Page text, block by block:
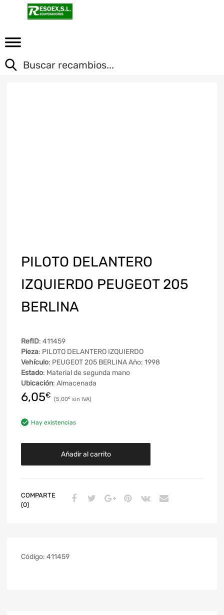
PILOTO DELANTERO
IZQUIERDO PEUGEOT 205
BERLINA
RefID: 411459
Pieza: PILOTO DELANTERO IZQUIERDO
Vehículo: PEUGEOT 205 BERLINA Año: 1998
Estado: Material de segunda mano
Ubicación: Almacenada
6,05€ 5,00€
Hay existencias
Añadir al carrito
COMPARTE
(0)
Código: 411459